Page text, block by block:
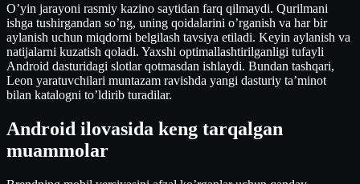
O’yin jarayoni rasmiy kazino saytidan farq qilmaydi. Qurilmani
ishga tushirgandan so’ng, uning qoidalarini o’rganish va har bir
aylanish uchun miqdorni belgilash tavsiya etiladi. Keyin aylanish va
natijalarni kuzatish qoladi. Yaxshi optimallashtirilganligi tufayli
Android dasturidagi slotlar qotmasdan ishlaydi. Bundan tashqari,
Leon yaratuvchilari muntazam ravishda yangi dasturiy ta’minot
bilan katalogni to’ldirib turadilar.
Android ilovasida keng tarqalgan
muammolar